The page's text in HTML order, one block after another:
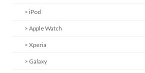
> iPod
> Apple Watch
> Xperia
> Galaxy